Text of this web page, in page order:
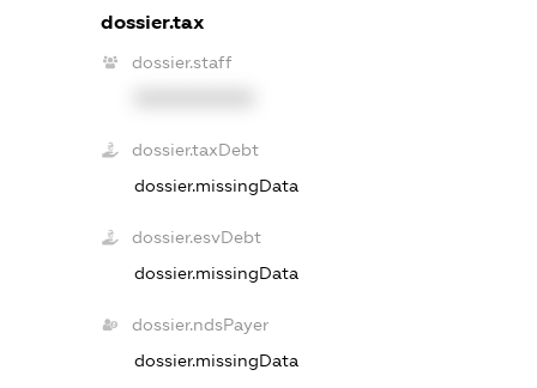
dossier.tax
dossier.staff
dossier.taxDebt
dossier.missingData
dossier.esvDebt
dossier.missingData
dossier.ndsPayer
dossier.missingData